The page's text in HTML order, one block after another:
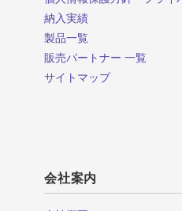
納入実績
製品一覧
販売パートナー 一覧
サイトマップ
会社案内